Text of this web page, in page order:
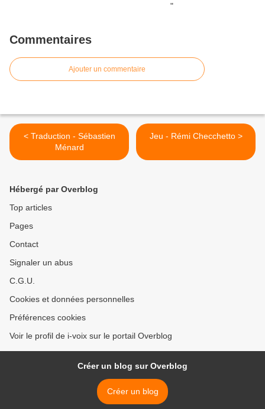
Commentaires
Ajouter un commentaire
< Traduction - Sébastien
Ménard
Jeu - Rémi Checchetto >
Hébergé par Overblog
Top articles
Pages
Contact
Signaler un abus
C.G.U.
Cookies et données personnelles
Préférences cookies
Voir le profil de i-voix sur le portail Overblog
Créer un blog sur Overblog
Créer un blog